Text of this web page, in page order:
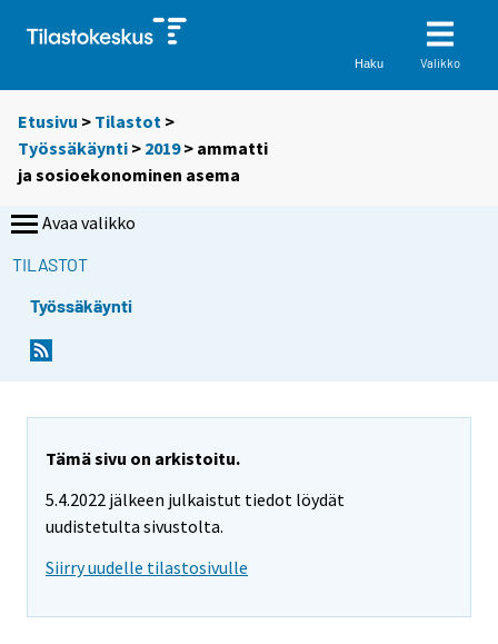
Haku Valikko
Etusivu > Tilastot >
Työssäkäynti > 2019> ammatti
ja sosioekonominen asema
Avaa valikko
TILASTOT
Työssäkäynti
Tämä sivu on arkistoitu.
5.4.2022 jälkeen julkaistut tiedot löydät
uudistetulta sivustolta.
Siirry uudelle tilastosivulle